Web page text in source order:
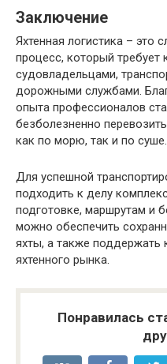
Заключение
Яхтенная логистика – это
процесс, который
судовладельцами,
дорожными службами.
опыта профессионалов
безболезненно
как по морю, так и по суше.
Для успешной
подходить к делу
подготовке, маршрутам и
можно обеспечить
яхты, а также поддержать
яхтенного рынка.
Понравилась